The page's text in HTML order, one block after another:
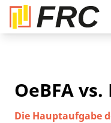
OeBFA
Die Hauptaufgabe